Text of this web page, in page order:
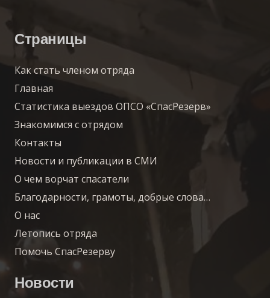
Страницы
Как стать членом отряда
Главная
Статистика выездов ОПСО «СпасРезерв»
Знакомимся с отрядом
Контакты
Новости и публикации в СМИ
О чем ворчат спасатели
Благодарности, грамоты, добрые слова…
О нас
Летопись отряда
Помочь СпасРезерву
Новости